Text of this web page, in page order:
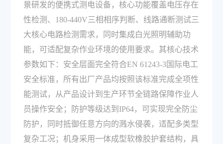
景研发的便携式测电设备，核心功能覆盖电压存在
性检测、180-440V三相相序判断、线路通断测试三
大核心电路检测需求，同时集成白光照明辅助功
能，可适配复杂作业环境的使用要求。其核心技术
参数如下：安全层面完全符合EN 61243-3国际电工
安全标准，所有出厂产品均按照该标准完成全项性
能测试，从产品设计到生产环节全链路保障作业人
员操作安全；防护等级达到IP64，可实现完全防尘
防护，同时抵御任意方向的溅水侵袭，适配多类型
复杂工况；机身采用一体成型软橡胶护套结构，具